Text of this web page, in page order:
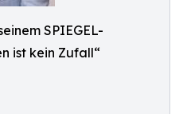
SPIEGEL-
ist kein Zufall“